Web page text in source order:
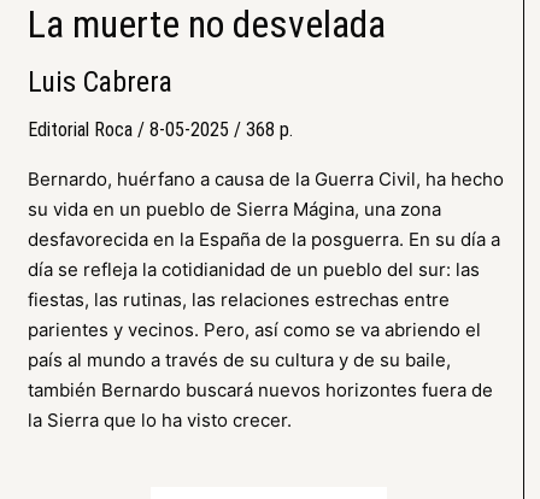
La muerte no desvelada
Luis Cabrera
Editorial Roca / 8-05-2025 / 368 p.
Bernardo, huérfano a causa de la Guerra Civil, ha hecho
su vida en un pueblo de Sierra Mágina, una zona
desfavorecida en la España de la posguerra. En su día a
día se refleja la cotidianidad de un pueblo del sur: las
fiestas, las rutinas, las relaciones estrechas entre
parientes y vecinos. Pero, así como se va abriendo el
país al mundo a través de su cultura y de su baile,
también Bernardo buscará nuevos horizontes fuera de
la Sierra que lo ha visto crecer.